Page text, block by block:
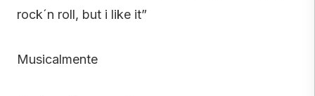
rock´n roll, but i like it”
Musicalmente